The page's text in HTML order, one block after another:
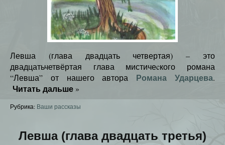
Левша (глава двадцать четвертая) – это
двадцатьчетвёртая глава мистичеcкого романа
“Левша” от нашего автора Романа Ударцева.
Читать дальше »
Рубрика: Ваши рассказы
Левша (глава двадцать третья)